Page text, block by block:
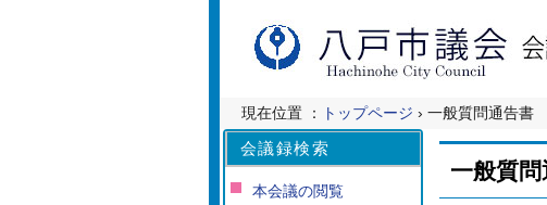
現在位置 ： トップページ › 一般質問通告書
一般質
会議録検索
本会議の閲覧